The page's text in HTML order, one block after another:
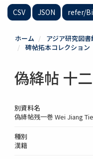
CSV JSON refer/
ホーム
アジア研究図
碑帖拓本コレクション
偽絳帖 十
別資料名
偽絳帖残一巻 Wei Jiang
種別
漢籍